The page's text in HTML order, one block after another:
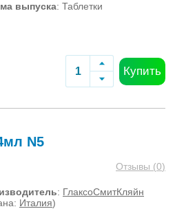
выпуска: Таблетки
Купить
N5
Отзывы (0)
: ГлаксоСмитКляйн
Италия)